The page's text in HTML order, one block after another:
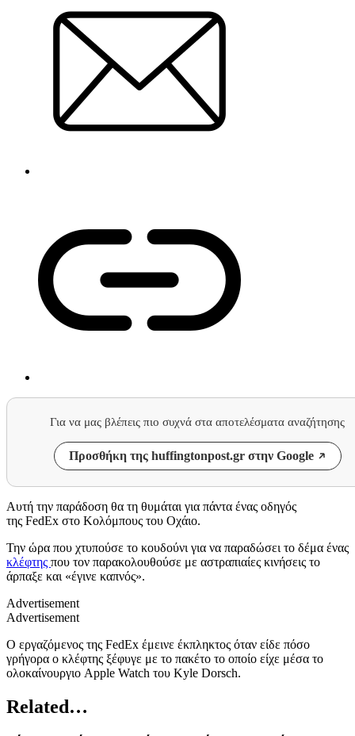
Για να μας βλέπεις πιο συχνά στα αποτελέσματα αναζήτησης
Προσθήκη της huffingtonpost.gr στην Google
Αυτή την παράδοση θα τη θυμάται για πάντα ένας οδηγός
της FedEx στο Κολόμπους του Οχάιο.
Την ώρα που χτυπούσε το κουδούνι για να παραδώσει το δέμα ένας
κλέφτης που τον παρακολουθούσε με αστραπιαίες κινήσεις το
άρπαξε και «έγινε καπνός».
Advertisement
Advertisement
Ο εργαζόμενος της FedEx έμεινε έκπληκτος όταν είδε πόσο
γρήγορα ο κλέφτης ξέφυγε με το πακέτο το οποίο είχε μέσα το
ολοκαίνουργιο Apple Watch του Kyle Dorsch.
Related…